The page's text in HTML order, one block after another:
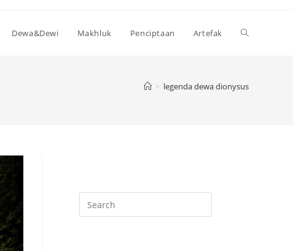
Dewa&Dewi Makhluk Penciptaan Artefak Toggle
> legenda dewa dionysus